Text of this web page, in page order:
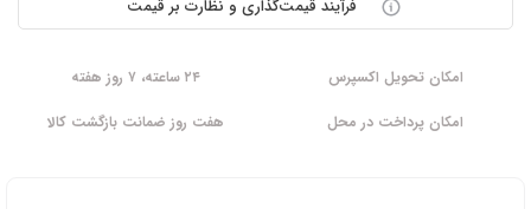
فرآیند قیمت‌گذاری و نظارت بر قیمت
امکان تحویل اکسپرس
۲۴ ساعته، ۷ روز هفته
امکان پرداخت در محل
هفت روز ضمانت بازگشت کالا